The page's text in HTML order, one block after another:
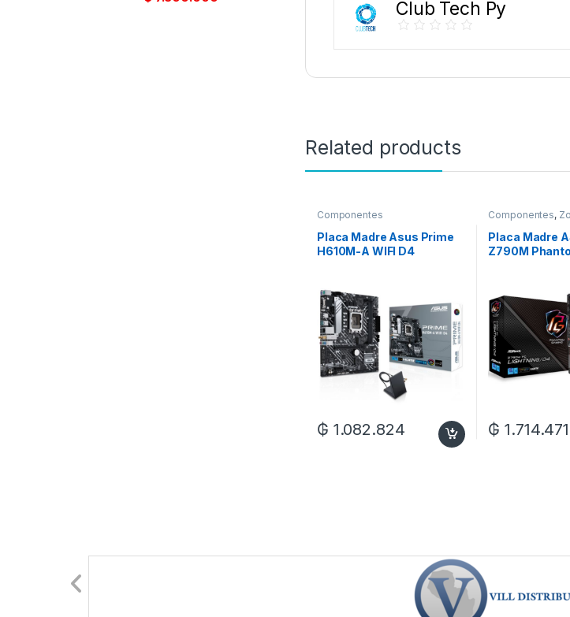
Club Tech Py
Related products
Componentes
Placa Madre Asus Prime
H610M-A WIFI D4
₲ 1.082.824
Componentes,
Placa Madre
Z790M
₲ 1.714.471